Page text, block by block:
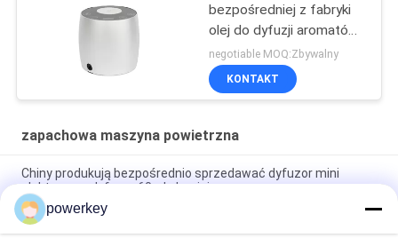
bezpośredniej z fabryki
olej do dyfuzji aromatów
mini dyfuzor 60 ml
aluminium
negotiable MOQ:Zbywalny
KONTAKT
zapachowa maszyna powietrzna
Chiny produkują bezpośrednio sprzedawać dyfuzor mini
elektryczny dyfuzor 60ml aluminium
Ceny sprzedaży bezpośredniej z fabryki olej eteryczny
aromatyczny mini dyfuzor 60 ml aluminium
powerkey